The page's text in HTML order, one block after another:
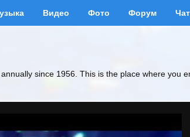
Видео Фото Форум Чат
since 1956. This is the place where you